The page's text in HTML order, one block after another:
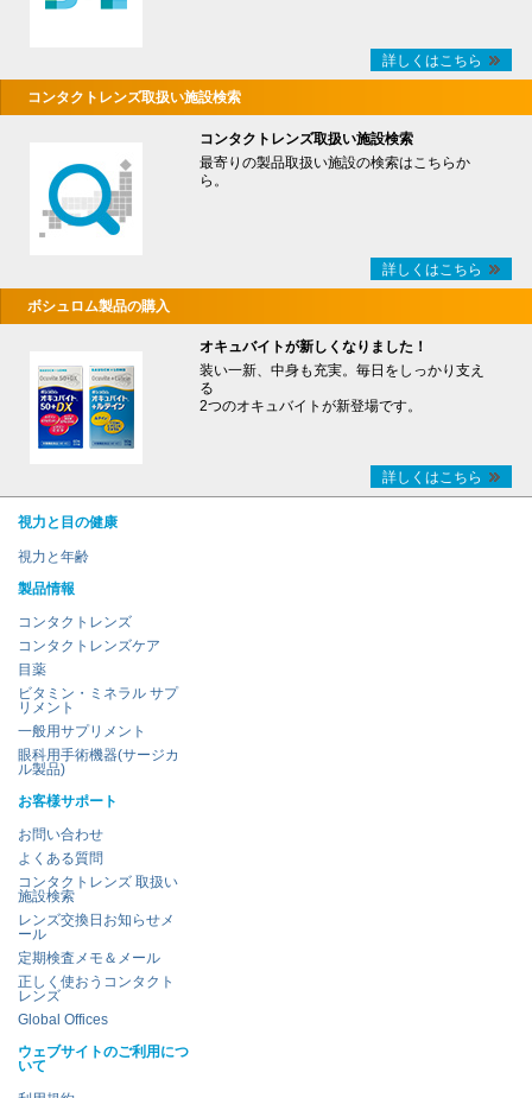
詳しくはこちら
コンタクトレンズ取扱い施設検索
コンタクトレンズ取扱い施設検索
最寄りの製品取扱い施設の検索はこちらか
ら。
詳しくはこちら
ボシュロム製品の購入
オキュバイトが新しくなりました！
装い一新、中身も充実。毎日をしっかり支え
る
2つのオキュバイトが新登場です。
詳しくはこちら
視力と目の健康
視力と年齢
製品情報
コンタクトレンズ
コンタクトレンズケア
目薬
ビタミン・ミネラル サプ
リメント
一般用サプリメント
眼科用手術機器(サージカ
ル製品)
お客様サポート
お問い合わせ
よくある質問
コンタクトレンズ 取扱い
施設検索
レンズ交換日お知らせメ
ール
定期検査メモ＆メール
正しく使おうコンタクト
レンズ
Global Offices
ウェブサイトのご利用につ
いて